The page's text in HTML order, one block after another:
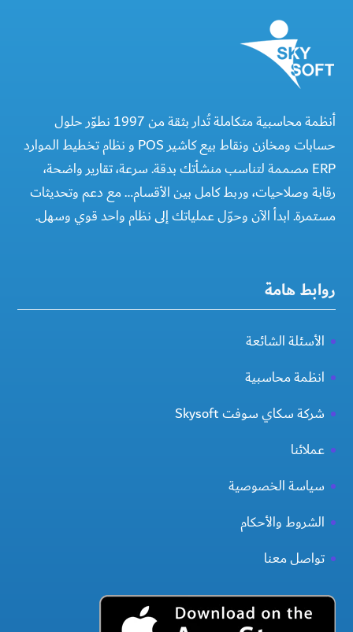
أنظمة محاسبية متكاملة تُدار بثقة من 1997 نطوّر حلول
حسابات ومخازن ونقاط بيع كاشير POS و نظام تخطيط الموارد
ERP مصممة لتناسب منشأتك بدقة. سرعة، تقارير واضحة،
رقابة وصلاحيات، وربط كامل بين الأقسام… مع دعم وتحديثات
مستمرة. ابدأ الآن وحوّل عملياتك إلى نظام واحد قوي وسهل.
روابط هامة
الأسئلة الشائعة
انظمة محاسبية
شركة سكاي سوفت Skysoft
عملائنا
سياسة الخصوصية
الشروط والأحكام
تواصل معنا